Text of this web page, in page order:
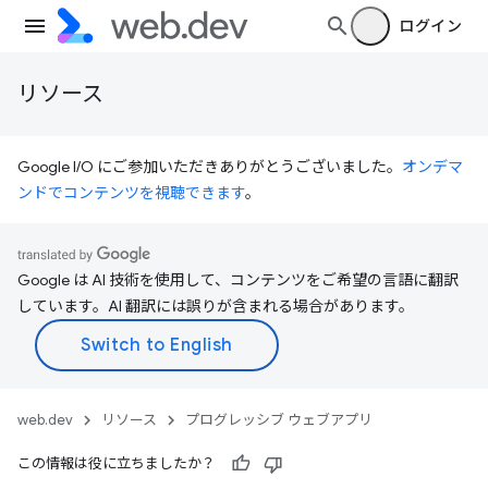
ログイン
リソース
Google I/O にご参加いただきありがとうございました。 オンデマ
ンドでコンテンツを視聴できます。
Google は AI 技術を使用して、コンテンツをご希望の言語に翻訳
しています。AI 翻訳には誤りが含まれる場合があります。
web.dev リソース プログレッシブ ウェブアプリ
この情報は役に立ちましたか？